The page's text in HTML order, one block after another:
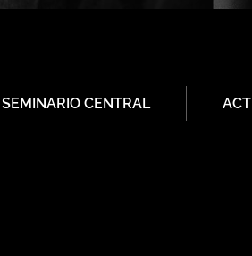
SEMINARIO CENTRAL